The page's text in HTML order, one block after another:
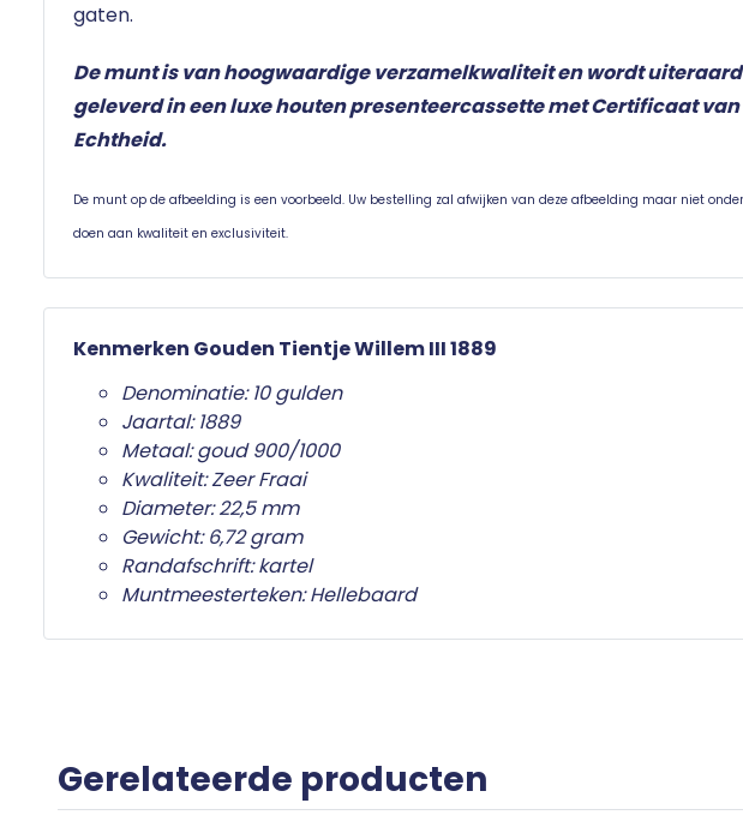
gaten.
De munt is van hoogwaardige verzamelkwaliteit en wordt uiteraard
geleverd in een luxe houten presenteercassette met Certificaat van
Echtheid.
De munt op de afbeelding is een voorbeeld. Uw bestelling zal afwijken van deze afbeelding maar niet onder
doen aan kwaliteit en exclusiviteit.
Kenmerken Gouden Tientje Willem III 1889
Denominatie: 10 gulden
Jaartal: 1889
Metaal: goud 900/1000
Kwaliteit: Zeer Fraai
Diameter: 22,5 mm
Gewicht: 6,72 gram
Randafschrift: kartel
Muntmeesterteken: Hellebaard
Gerelateerde producten